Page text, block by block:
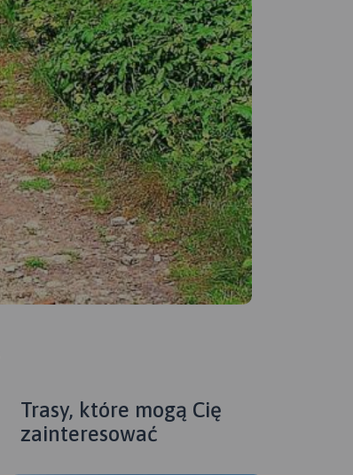
Trasy, które mogą Cię
zainteresować